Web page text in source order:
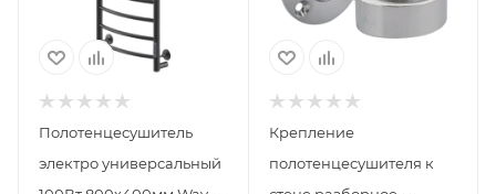
Полотенцесушитель
электро универсальный
Крепление
полотенцесушителя к